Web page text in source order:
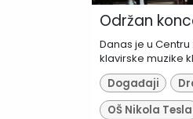
Održan
Danas je u
klavirske muzike
Događaji
OŠ Nikola Tesla